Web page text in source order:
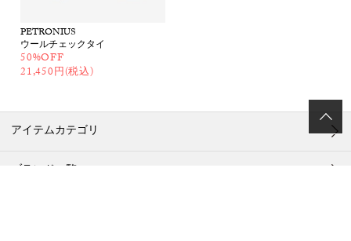
PETRONIUS
ウールチェックタイ
50%OFF
21,450円(税込)
アイテムカテゴリ
ブランド一覧